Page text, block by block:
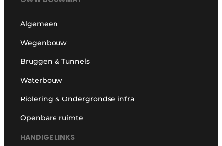
Algemeen
Wegenbouw
Bruggen & Tunnels
Waterbouw
Riolering & Ondergrondse infra
Openbare ruimte
HANDIGE LINKS